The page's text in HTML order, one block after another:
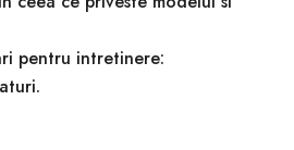
pentru intretinere: